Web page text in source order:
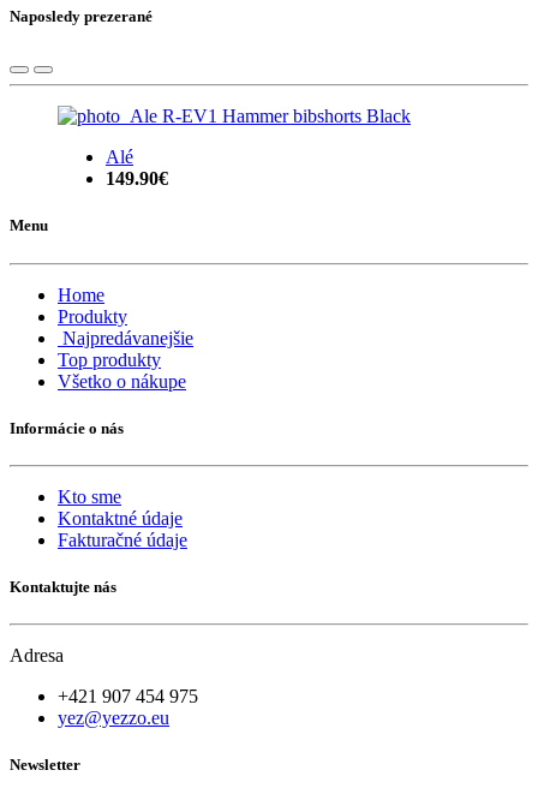
Naposledy prezerané
Alé
149.90€
Menu
Home
Produkty
Najpredávanejšie
Top produkty
Všetko o nákupe
Informácie o nás
Kto sme
Kontaktné údaje
Fakturačné údaje
Kontaktujte nás
Adresa
+421 907 454 975
yez@yezzo.eu
Newsletter